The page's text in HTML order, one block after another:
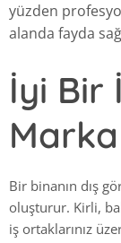
yüzden
alanda fayda
İyi Bir
Bir binanın dış
oluşturur. Kirli,
iş ortaklarınız